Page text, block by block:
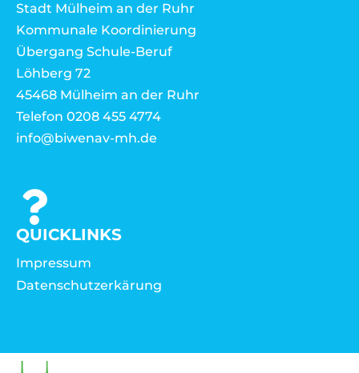
Stadt Mülheim an der Ruhr
Kommunale Koordinierung
Übergang Schule-Beruf
Löhberg 72
45468 Mülheim an der Ruhr
Telefon 0208 455 4774
info@biwenav-mh.de
QUICKLINKS
Impressum
Datenschutzerkärung